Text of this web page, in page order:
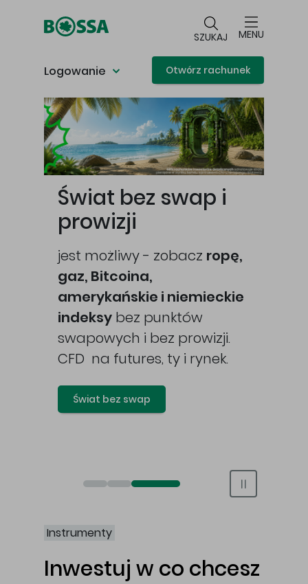
SZUKAJ MENU
Logowanie Otwórz rachunek
Główna treść
Świat bez swap i
prowizji
jest możliwy - zobacz ropę,
gaz, Bitcoina,
amerykańskie i niemieckie
indeksy bez punktów
swapowych i bez prowizji.
CFD na futures, ty i rynek.
Świat bez swap
Otwórz rachunek maklerski online
Otwórz konto IKE/IKZE
Świat bez swap i prowizji
Instrumenty
Inwestuj w co chcesz